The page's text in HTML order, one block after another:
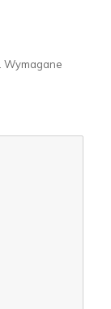
Wymagane